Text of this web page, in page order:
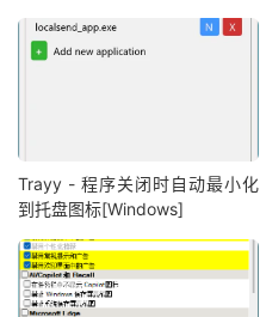
Trayy - 程序关闭时自动最小化
到托盘图标[Windows]